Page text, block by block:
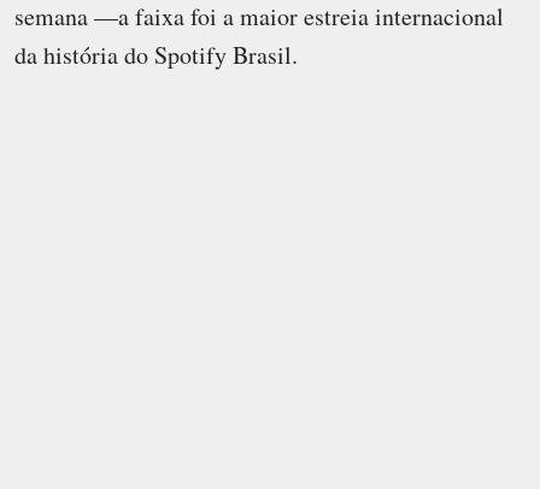
semana —a faixa foi a maior estreia internacional
da história do Spotify Brasil.